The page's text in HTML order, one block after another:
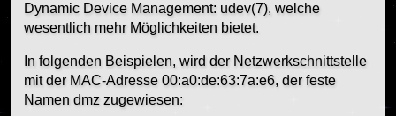
Dynamic Device Management: udev(7), welche
wesentlich mehr Möglichkeiten bietet.
In folgenden Beispielen, wird der Netzwerkschnittstelle
mit der MAC-Adresse 00:a0:de:63:7a:e6, der feste
Namen dmz zugewiesen: